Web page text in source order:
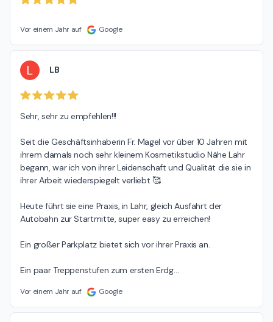
Vor einem Jahr auf Google
L LB
Sehr, sehr zu empfehlen!!!
Seit die Geschäftsinhaberin Fr. Magel vor über 10 Jahren mit
ihrem damals noch sehr kleinem Kosmetikstudio Nähe Lahr
begann, war ich von ihrer Leidenschaft und Qualität die sie in
ihrer Arbeit wiederspiegelt verliebt 🥰
Heute führt sie eine Praxis, in Lahr, gleich Ausfahrt der
Autobahn zur Startmitte, super easy zu erreichen!
Ein großer Parkplatz bietet sich vor ihrer Praxis an.
Ein paar Treppenstufen zum ersten Erdg…
Vor einem Jahr auf Google